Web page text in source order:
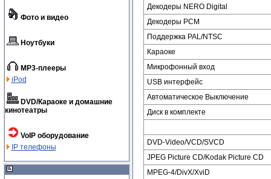
Фото и видео
Ноутбуки
MP3-плееры
iPod
DVD/Караоке и домашние
кинотеатры
VoIP оборудование
IP телефоны
Декодеры NERO Digital
Декодеры PCM
Поддержка PAL/NTSC
Караоке
Микрофонный вход
USB интерфейс
Автоматическое Выключение
Диск в комплекте
DVD-Video/VCD/SVCD
JPEG Picture CD/Kodak Picture CD
MPEG-4/DivX/XviD